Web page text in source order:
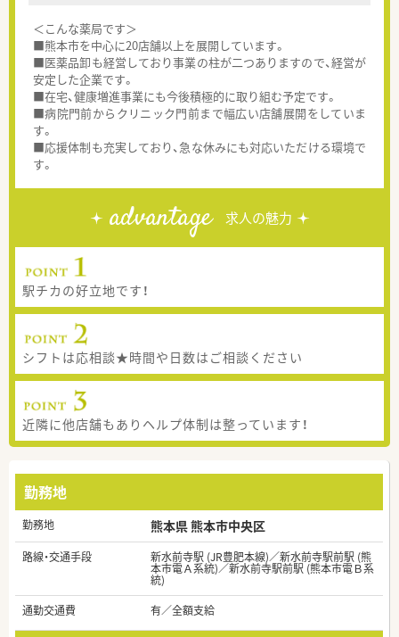
＜こんな薬局です＞
■熊本市を中心に20店舗以上を展開しています。
■医薬品卸も経営しており事業の柱が二つありますので、経営が
安定した企業です。
■在宅、健康増進事業にも今後積極的に取り組む予定です。
■病院門前からクリニック門前まで幅広い店舗展開をしていま
す。
■応援体制も充実しており、急な休みにも対応いただける環境で
す。
advantage 求人の魅力
駅チカの好立地です！
シフトは応相談★時間や日数はご相談ください
近隣に他店舗もありヘルプ体制は整っています！
勤務地
勤務地 熊本県 熊本市中央区
路線・交通手段 新水前寺駅 (JR豊肥本線)／新水前寺駅前駅 (熊
本市電Ａ系統)／新水前寺駅前駅 (熊本市電Ｂ系
統)
通勤交通費
有／全額支給